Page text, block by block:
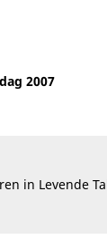
2007
in Levende